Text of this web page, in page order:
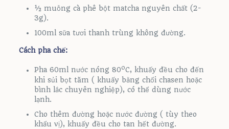
½ muỗng cà phê bột matcha nguyên chất (2-
3g).
100ml sữa tươi thanh trùng không đường.
Cách pha chế:
Pha 60ml nước nóng 80oC, khuấy đều cho đến
khi sủi bọt tăm ( khuấy bằng chổi chasen hoặc
bình lắc chuyên nghiệp), có thể dùng nước
lạnh.
Cho thêm đường hoặc nước đường ( tùy theo
khẩu vị), khuấy đều cho tan hết đường.